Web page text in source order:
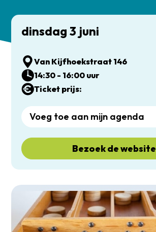
dinsdag 3 juni
Van Kijfhoekstraat 146
14:30 - 16:00 uur
Ticket prijs:
Voeg toe aan mijn agenda
Bezoek de website